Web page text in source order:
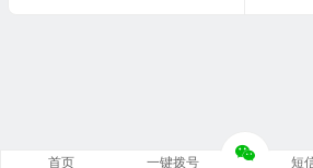
首页 一键拨号 短